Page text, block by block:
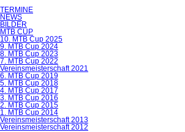
TERMINE
NEWS
BILDER
MTB CUP
10. MTB Cup 2025
9. MTB Cup 2024
8. MTB Cup 2023
7. MTB Cup 2022
Vereinsmeisterschaft 2021
6. MTB Cup 2019
5. MTB Cup 2018
4. MTB Cup 2017
3. MTB Cup 2016
2. MTB Cup 2015
1. MTB Cup 2014
Vereinsmeisterschaft 2013
Vereinsmeisterschaft 2012